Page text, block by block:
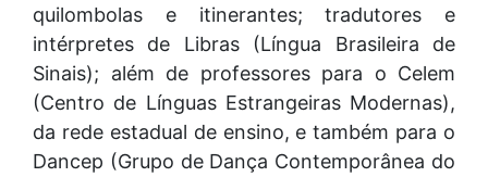
quilombolas e itinerantes; tradutores e
intérpretes de Libras (Língua Brasileira de
Sinais); além de professores para o Celem
(Centro de Línguas Estrangeiras Modernas),
da rede estadual de ensino, e também para o
Dancep (Grupo de Dança Contemporânea do